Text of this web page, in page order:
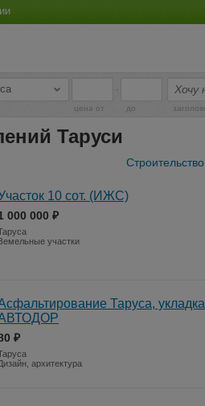
-
цена от до
Таруси
10 сот. (ИЖС)
000 000 ₽
участки
Таруса,
₽
архитектура